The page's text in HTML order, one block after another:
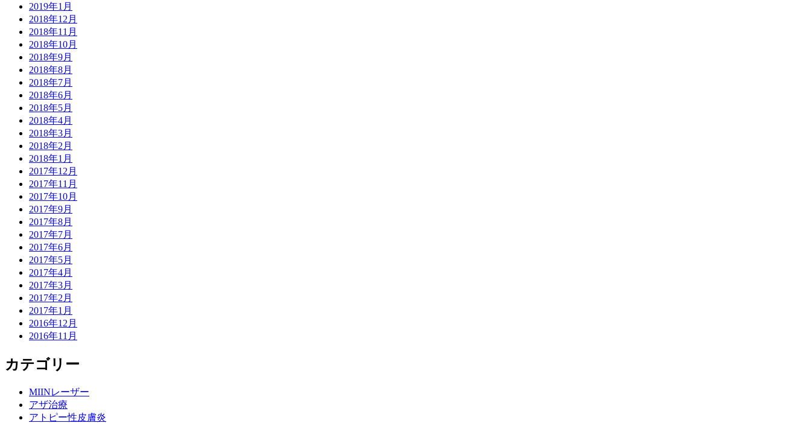
2019年1月
2018年12月
2018年11月
2018年10月
2018年9月
2018年8月
2018年7月
2018年6月
2018年5月
2018年4月
2018年3月
2018年2月
2018年1月
2017年12月
2017年11月
2017年10月
2017年9月
2017年8月
2017年7月
2017年6月
2017年5月
2017年4月
2017年3月
2017年2月
2017年1月
2016年12月
2016年11月
カテゴリー
MIINレーザー
アザ治療
アトピー性皮膚炎